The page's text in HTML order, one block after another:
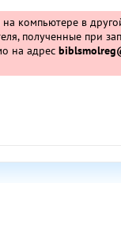
компьютере в
полученные при
на адрес